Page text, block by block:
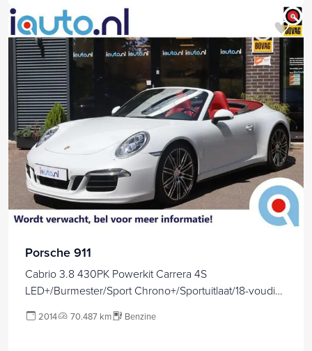
Porsche 911
Cabrio 3.8 430PK Powerkit Carrera 4S
LED+/Burmester/Sport Chrono+/Sportuitlaat/18-voudig
2014 70.487 km Benzine